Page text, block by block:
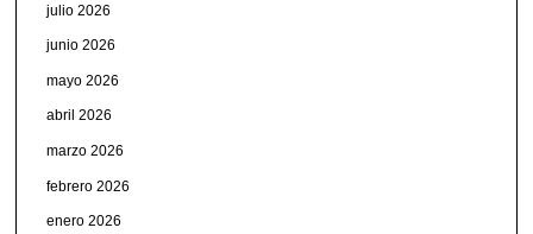
julio 2026
junio 2026
mayo 2026
abril 2026
marzo 2026
febrero 2026
enero 2026